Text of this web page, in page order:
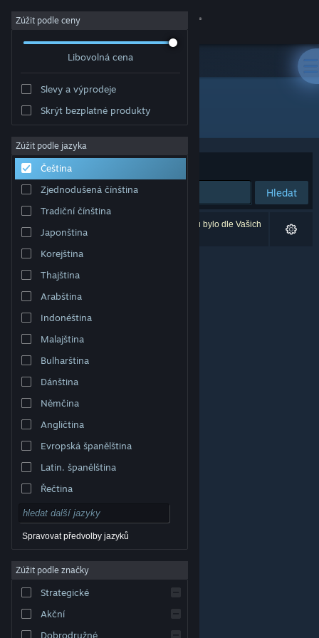
Přihlásit se
Komunita
Informace
Podpora
Změnit jazyk
Mobilní aplikace služby Steam
Desktopová verze stránky
© Valve Corporation. Všechna práva vyhrazena.
příslušných subjektů v USA a dalších zemích.
Smlouva o užívání služby Steam
Cookies
Zúžit podle ceny
Libovolná cena
Slevy a výprodeje
Skrýt bezplatné produkty
Zúžit podle jazyka
Čeština
Zjednodušená čínština
Tradiční čínština
Japonština
Korejština
Thajština
Arabština
Indonéština
Malajština
Bulharština
Dánština
Němčina
Angličtina
Evropská španělština
Latin. španělština
Řečtina
Spravovat předvolby jazyků
Zúžit podle značky
Strategické
Akční
Dobrodružné
Vývojář: DMONG Co., Ltd.
Seřadit podle
Hledat
Vašemu zadání odpovídá 0 výsledků. 5 produktů bylo dle Vašich
předvoleb vyloučeno z výsledků vyhledávání.